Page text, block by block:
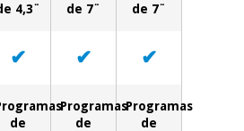
4,3¨
de 7¨
de 7¨
✔ ✔ ✔
de
Programas
de
Programas
de